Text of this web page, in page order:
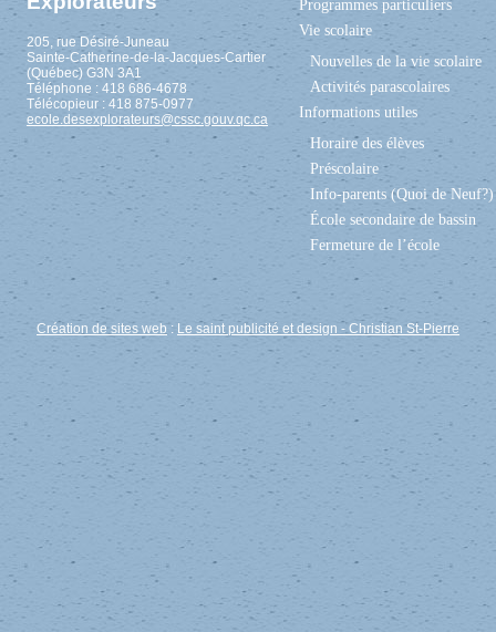
205, rue Désiré-Juneau
Sainte-Catherine-de-la-Jacques-Cartier
(Québec) G3N 3A1
Téléphone : 418 686-4678
Télécopieur : 418 875-0977
ecole.desexplorateurs@cssc.gouv.qc.ca
Programmes particuliers
Vie scolaire
Nouvelles de la vie scolaire
Activités parascolaires
Informations utiles
Horaire des élèves
Préscolaire
Info-parents (Quoi de Neuf?)
École secondaire de bassin
Fermeture de l’école
Création de sites web : Le saint publicité et design - Christian St-Pierre